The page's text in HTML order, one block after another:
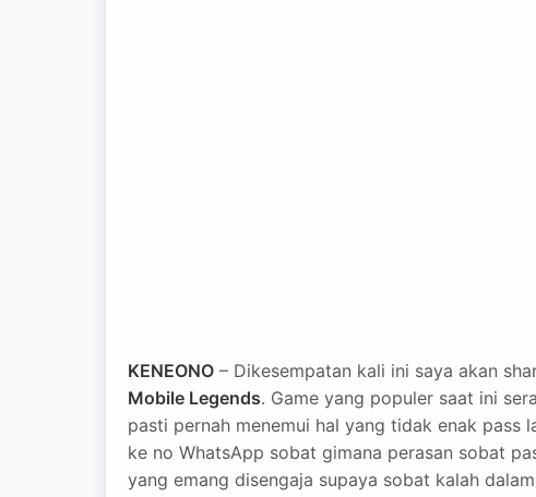
KENEONO – Dikesempatan kali ini saya akan
Mobile Legends. Game yang populer saat ini
pasti pernah menemui hal yang tidak enak pass
ke no WhatsApp sobat gimana perasan sobat
yang emang disengaja supaya sobat kalah